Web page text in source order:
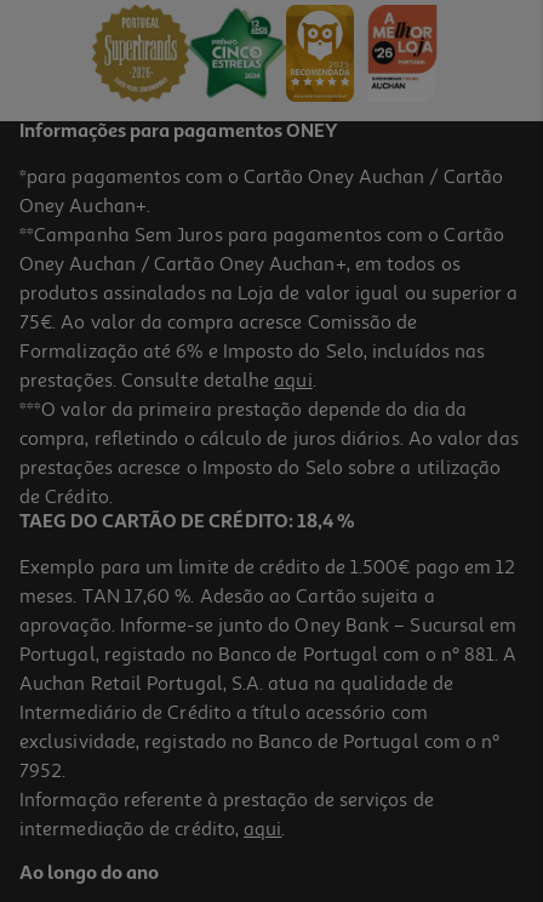
Informações para pagamentos ONEY
*para pagamentos com o Cartão Oney Auchan / Cartão
Oney Auchan+.
**Campanha Sem Juros para pagamentos com o Cartão
Oney Auchan / Cartão Oney Auchan+, em todos os
produtos assinalados na Loja de valor igual ou superior a
75€. Ao valor da compra acresce Comissão de
Formalização até 6% e Imposto do Selo, incluídos nas
prestações. Consulte detalhe aqui.
***O valor da primeira prestação depende do dia da
compra, refletindo o cálculo de juros diários. Ao valor das
prestações acresce o Imposto do Selo sobre a utilização
de Crédito.
TAEG DO CARTÃO DE CRÉDITO: 18,4 %
Exemplo para um limite de crédito de 1.500€ pago em 12
meses. TAN 17,60 %. Adesão ao Cartão sujeita a
aprovação. Informe-se junto do Oney Bank – Sucursal em
Portugal, registado no Banco de Portugal com o nº 881. A
Auchan Retail Portugal, S.A. atua na qualidade de
Intermediário de Crédito a título acessório com
exclusividade, registado no Banco de Portugal com o nº
7952.
Informação referente à prestação de serviços de
intermediação de crédito, aqui.
Ao longo do ano